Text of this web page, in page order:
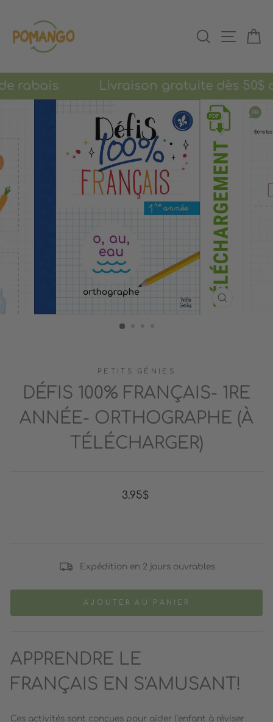
contenu
RECHERCHER
de rabais Livraison gratuite dès 50$
PETITS GÉNIES
DÉFIS 100% FRANÇAIS- 1RE
ANNÉE- ORTHOGRAPHE (À
TÉLÉCHARGER)
Prix
3.95$
Expédition en 2 jours ouvrables
AJOUTER AU PANIER
APPRENDRE LE
FRANÇAIS EN S'AMUSANT!
Ces activités sont conçues pour aider l’enfant à réviser